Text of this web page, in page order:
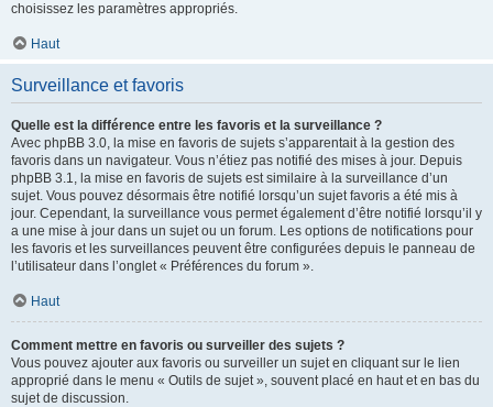
choisissez les paramètres appropriés.
Haut
Surveillance et favoris
Quelle est la différence entre les favoris et la surveillance ?
Avec phpBB 3.0, la mise en favoris de sujets s’apparentait à la gestion des
favoris dans un navigateur. Vous n’étiez pas notifié des mises à jour. Depuis
phpBB 3.1, la mise en favoris de sujets est similaire à la surveillance d’un
sujet. Vous pouvez désormais être notifié lorsqu’un sujet favoris a été mis à
jour. Cependant, la surveillance vous permet également d’être notifié lorsqu’il y
a une mise à jour dans un sujet ou un forum. Les options de notifications pour
les favoris et les surveillances peuvent être configurées depuis le panneau de
l’utilisateur dans l’onglet « Préférences du forum ».
Haut
Comment mettre en favoris ou surveiller des sujets ?
Vous pouvez ajouter aux favoris ou surveiller un sujet en cliquant sur le lien
approprié dans le menu « Outils de sujet », souvent placé en haut et en bas du
sujet de discussion.